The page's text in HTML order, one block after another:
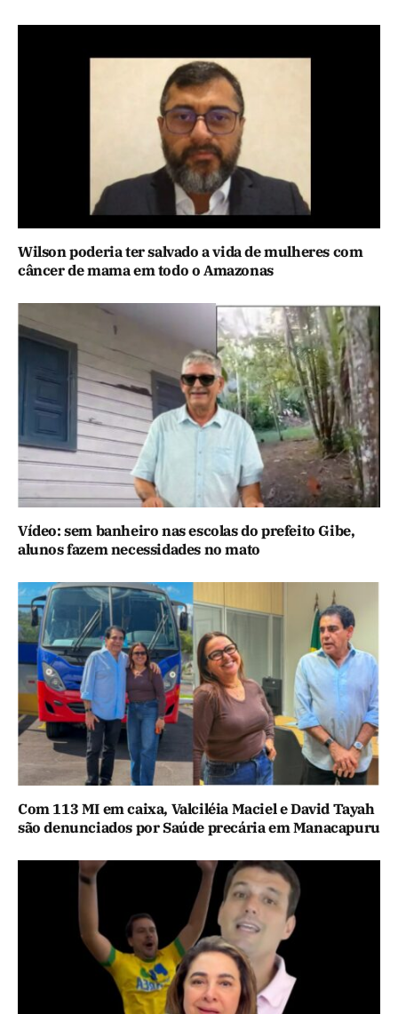
Wilson poderia ter salvado a vida de mulheres com
câncer de mama em todo o Amazonas
Vídeo: sem banheiro nas escolas do prefeito Gibe,
alunos fazem necessidades no mato
Com 113 MI em caixa, Valciléia Maciel e David Tayah
são denunciados por Saúde precária em Manacapuru